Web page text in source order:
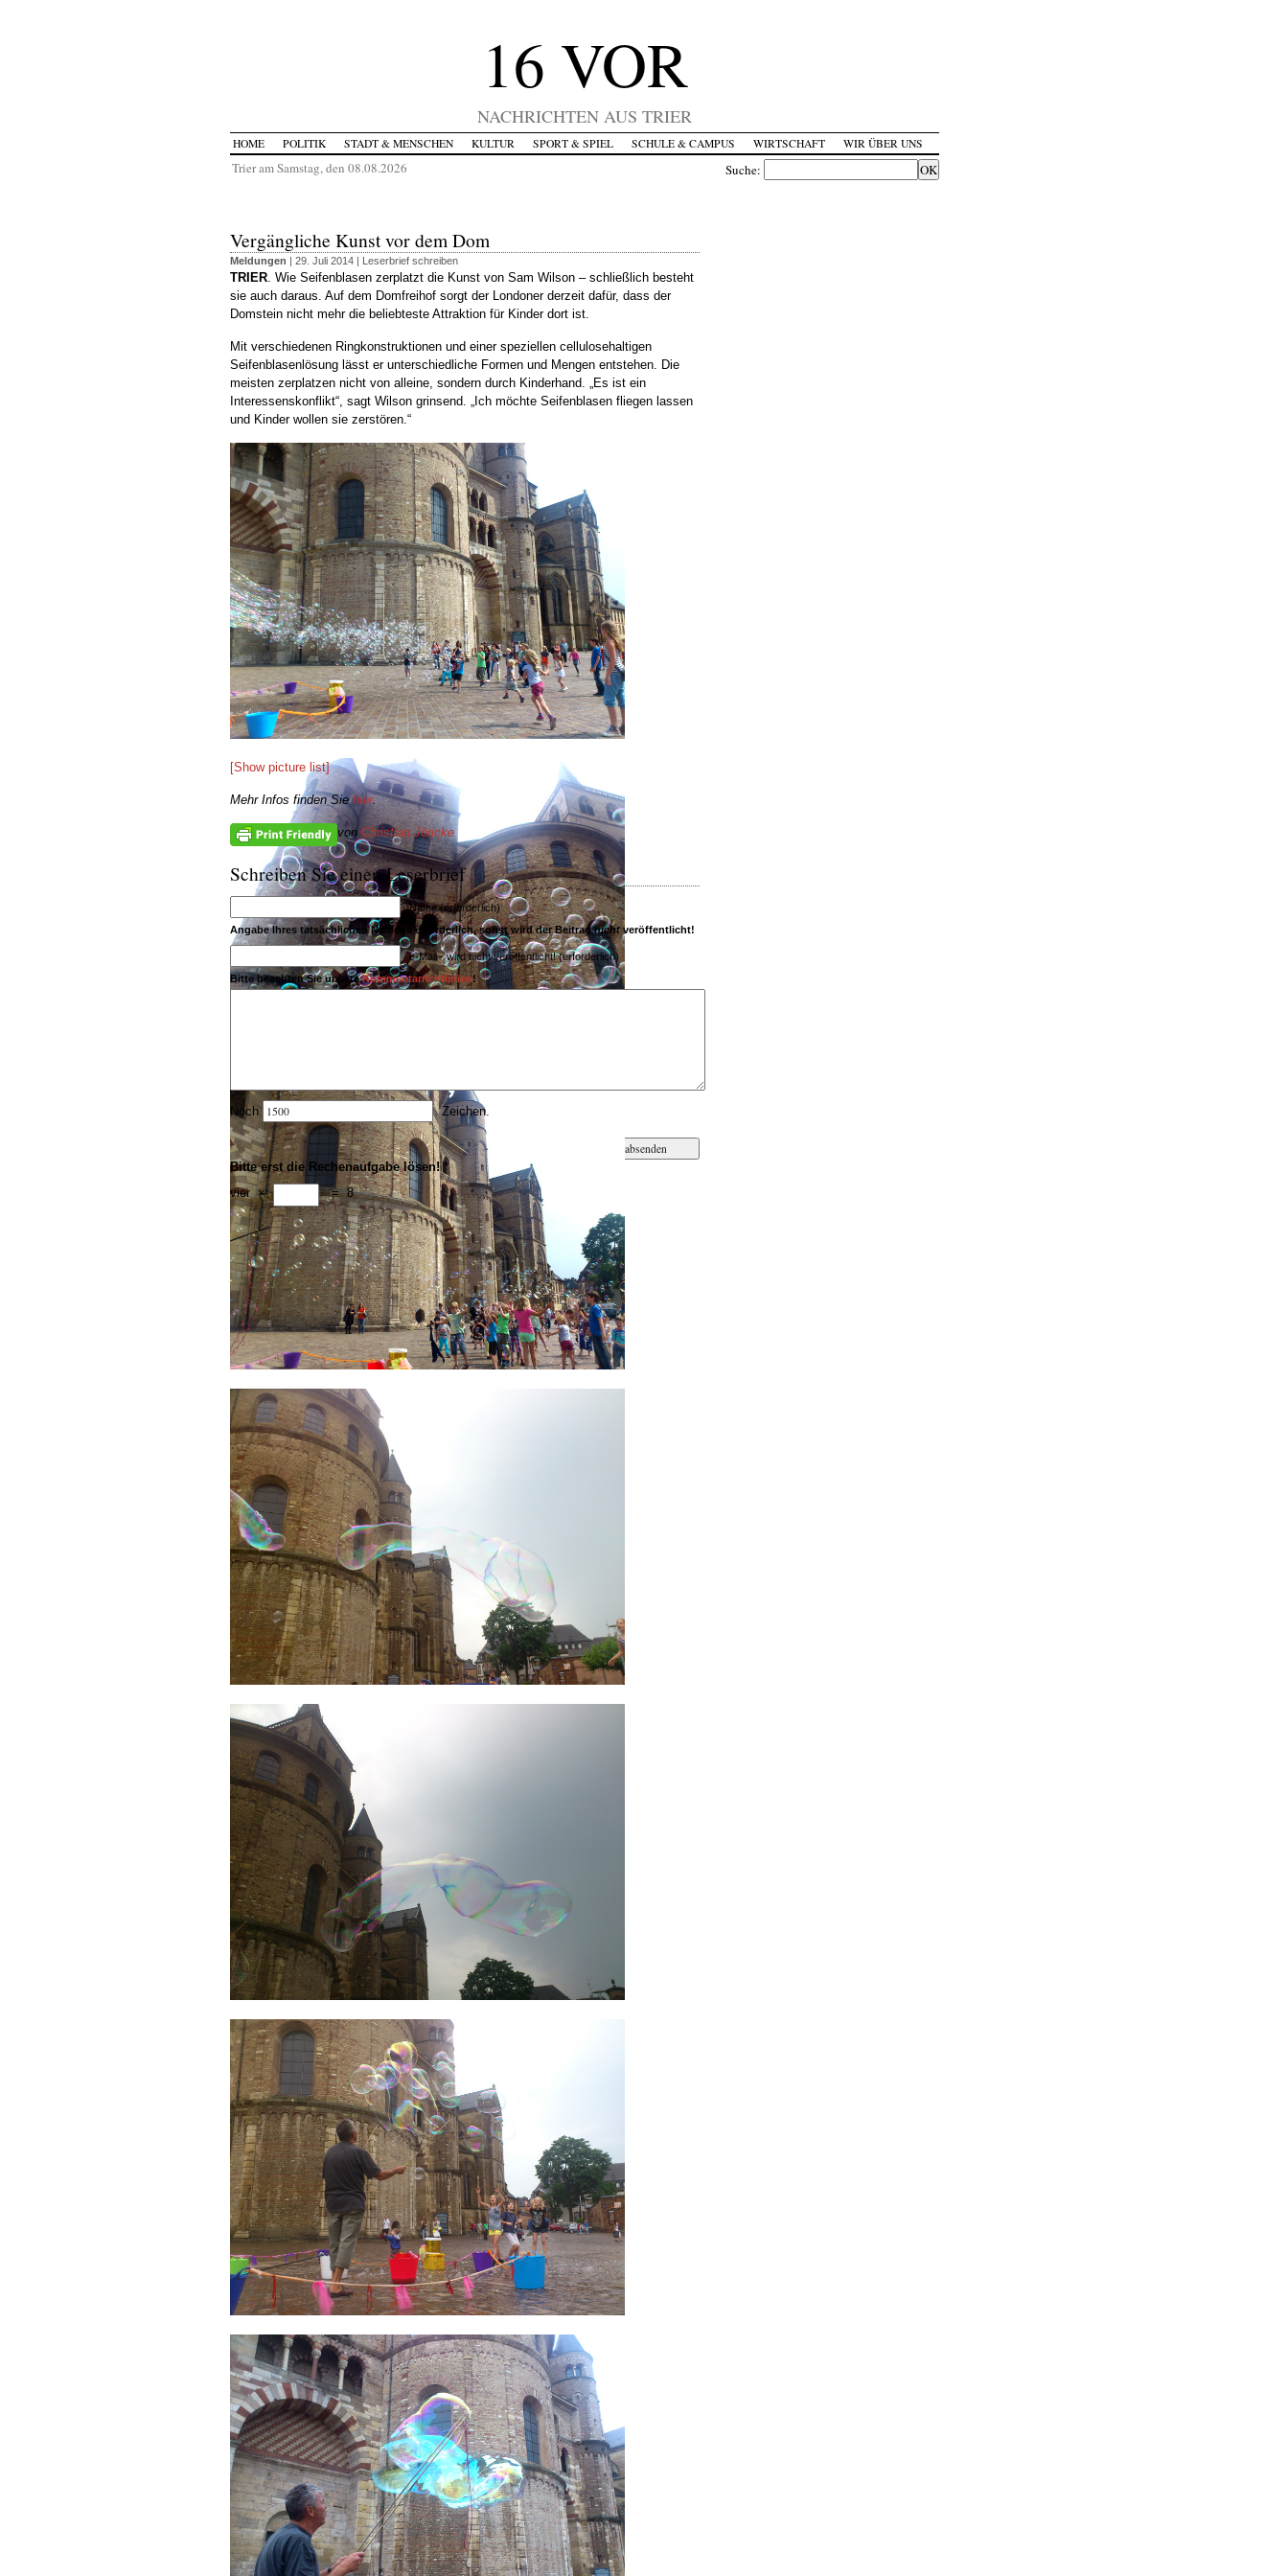
16 VOR
NACHRICHTEN AUS TRIER
HOME POLITIK STADT & MENSCHEN KULTUR SPORT & SPIEL SCHULE & CAMPUS WIRTSCHAFT WIR ÜBER UNS
Trier am Samstag, den 08.08.2026 Suche:
Vergängliche Kunst vor dem Dom
Meldungen | 29. Juli 2014 | Leserbrief schreiben
TRIER. Wie Seifenblasen zerplatzt die Kunst von Sam Wilson – schließlich besteht
sie auch daraus. Auf dem Domfreihof sorgt der Londoner derzeit dafür, dass der
Domstein nicht mehr die beliebteste Attraktion für Kinder dort ist.
Mit verschiedenen Ringkonstruktionen und einer speziellen cellulosehaltigen
Seifenblasenlösung lässt er unterschiedliche Formen und Mengen entstehen. Die
meisten zerplatzen nicht von alleine, sondern durch Kinderhand. „Es ist ein
Interessenskonflikt“, sagt Wilson grinsend. „Ich möchte Seifenblasen fliegen lassen
und Kinder wollen sie zerstören.“
[Show picture list]
Mehr Infos finden Siehier.
von Christian Jöricke
Schreiben Sie einen Leserbrief
Name (erforderlich)
Angabe Ihres tatsächlichen Namens erforderlich, sonst wird der Beitragnichtveröffentlicht!
e-Mail - wird nicht veröffentlicht! (erforderlich)
Bitte beachten Sie unsereKommentarrichtlinien!
Noch Zeichen.
Bitte erst die Rechenaufgabe lösen!*
vier × = 8